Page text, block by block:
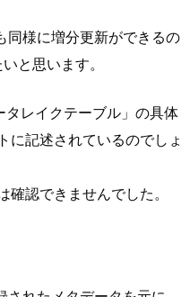
同様に増分更新ができるの
と思います。
レイクテーブル」の具体
に記述されているのでしょ
認できませんでした。